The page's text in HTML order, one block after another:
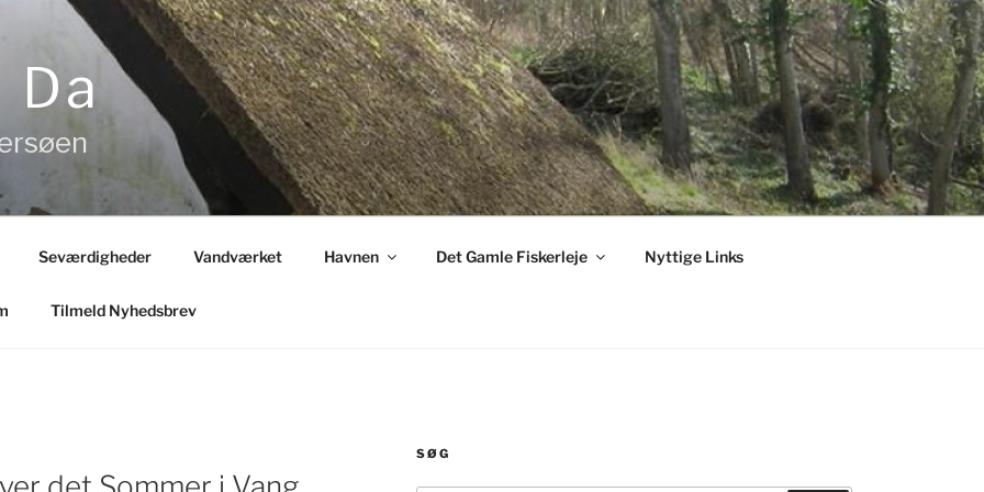
Da
Seværdigheder Vandværket Havnen Det Gamle Fiskerleje Nyttige Links
Tilmeld Nyhedsbrev
SØG